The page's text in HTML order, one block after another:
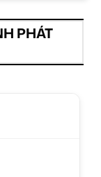
PHÁT